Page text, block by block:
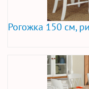
Рогожка 150 см,